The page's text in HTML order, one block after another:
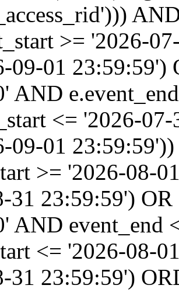
>= '2026-
09-01 23:59:59')
AND
<= '2026-
09-01
>= '2026-08-
31 23:59:59')
AND event_end
<= '2026-08-
31 23:59:59')